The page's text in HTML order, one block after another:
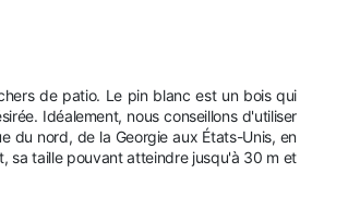
de patio. Le pin blanc est un bois qui
Idéalement, nous conseillons d'utiliser
du nord, de la Georgie aux États-Unis, en
sa taille pouvant atteindre jusqu'à 30 m et